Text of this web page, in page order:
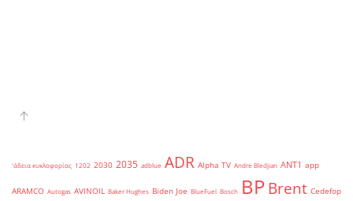
'άδεια κυκλοφορίας 1202 2030 2035 adblue ADR Alpha TV Andre Bledjian ANT1 app
ARAMCO Autogas AVINOIL Baker Hughes Biden Joe BlueFuel Bosch BPBrent Cedefop